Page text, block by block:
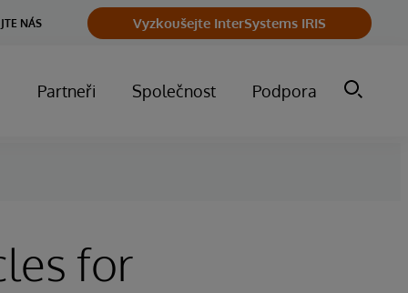
NÁS Vyzkoušejte InterSystems IRIS
Partneři Společnost Podpora
for